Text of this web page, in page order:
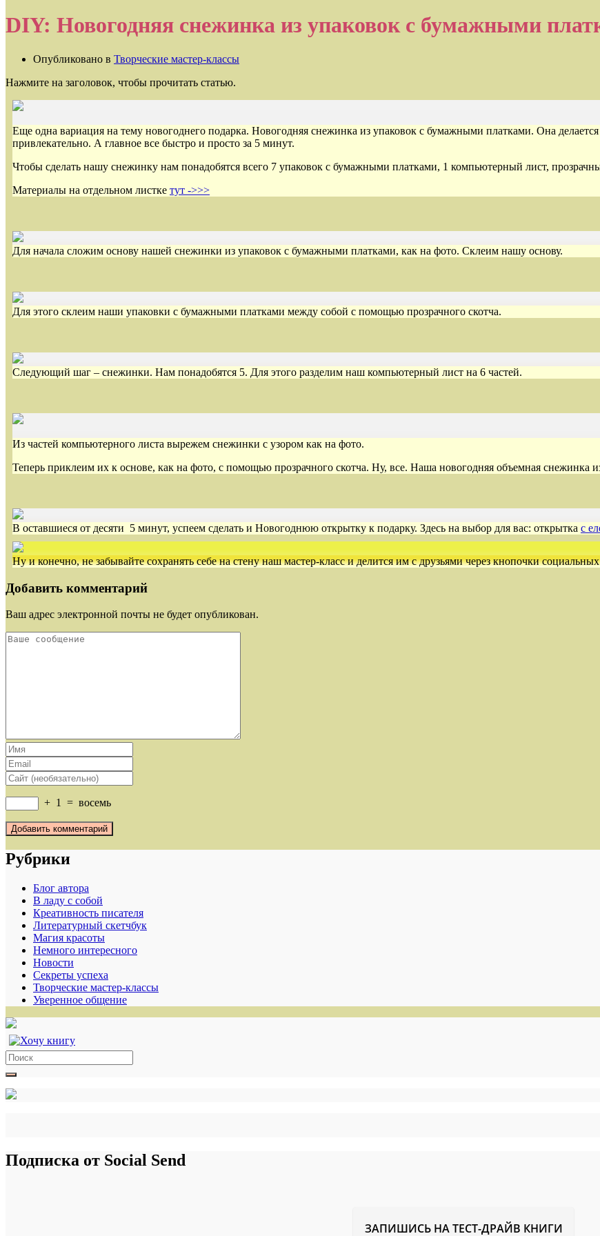
DIY: Новогодняя снежинка из упаковок с бумажными
Опубликовано в Творческие мастер-классы
Нажмите на заголовок, чтобы прочитать статью.
Еще одна вариация на тему новогоднего подарка. Новогодняя снежинка из упаковок с бумажными платками. Она
привлекательно. А главное все быстро и просто за 5 минут.
Чтобы сделать нашу снежинку нам понадобятся всего 7 упаковок с бумажными платками, 1 компьютерный лист,
Материалы на отдельном листке тут ->>>
Для начала сложим основу нашей снежинки из упаковок с бумажными платками, как на фото. Склеим нашу основу.
Для этого склеим наши упаковки с бумажными платками между собой с помощью прозрачного скотча.
Следующий шаг – снежинки. Нам понадобятся 5. Для этого разделим наш компьютерный лист на 6 частей.
Из частей компьютерного листа вырежем снежинки с узором как на фото.
Теперь приклеим их к основе, как на фото, с помощью прозрачного скотча. Ну, все. Наша новогодняя объемная снежинка
В оставшиеся от десяти 5 минут, успеем сделать и Новогоднюю открытку к подарку. Здесь на выбор для вас: открытка с
Ну и конечно, не забывайте сохранять себе на стену наш мастер-класс и делится им с друзьями через кнопочки
Добавить комментарий
Ваш адрес электронной почты не будет опубликован.
+ 1 = восемь
Рубрики
Блог автора
В ладу с собой
Креативность писателя
Литературный скетчбук
Магия красоты
Немного интересного
Новости
Секреты успеха
Творческие мастер-классы
Уверенное общение
Search
for:
Подписка от Social Send
ЗАПИШИСЬ НА ТЕСТ-ДРАЙВ КНИГИ